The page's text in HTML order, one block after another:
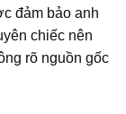
đảm bảo anh
chiếc nên
rõ nguồn gốc